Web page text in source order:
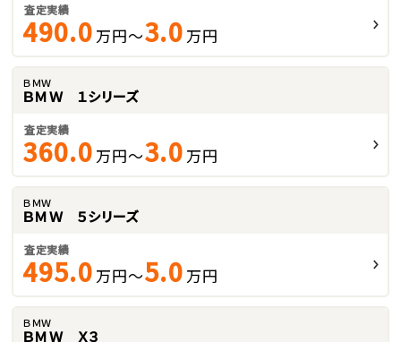
査定実績
490.0 万円～3.0 万円
ＢＭＷ
ＢＭＷ １シリーズ
査定実績
360.0 万円～3.0 万円
ＢＭＷ
ＢＭＷ ５シリーズ
査定実績
495.0 万円～5.0 万円
ＢＭＷ
ＢＭＷ Ｘ３